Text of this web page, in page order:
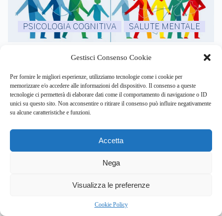
Gestisci Consenso Cookie
Per fornire le migliori esperienze, utilizziamo tecnologie come i cookie per
memorizzare e/o accedere alle informazioni del dispositivo. Il consenso a queste
tecnologie ci permetterà di elaborare dati come il comportamento di navigazione o ID
unici su questo sito. Non acconsentire o ritirare il consenso può influire negativamente
su alcune caratteristiche e funzioni.
Accetta
Nega
Visualizza le preferenze
Cookie Policy
PSICOLOGIA COGNITIVA SALUTE MENTALE
Salute cerebrale, nuove strategie integrate contro il
declino cognitivo: i risultati dello studio LatAm-FINGERS
By Eleonora Mancini
scopri come l’approccio olistico, combinando esercizio,
nutrizione e stimolazione cognitiva,…